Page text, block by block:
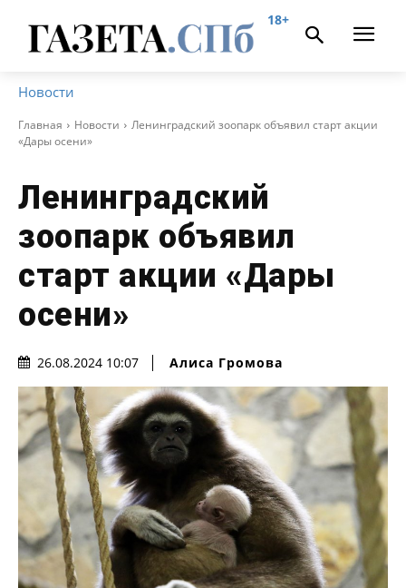
18+
Новости
Главная Новости
Ленинградский зоопарк объявил старт акции
«Дары осени»
Ленинградский
зоопарк объявил
старт акции «Дары
осени»
26.08.2024 10:07 Алиса Громова